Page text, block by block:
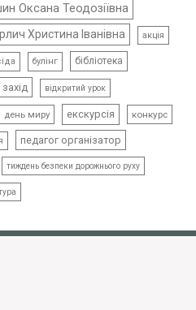
Оксана Теодозіївна
Христина Іванівна акція
булінг бібліотека
відкритий урок
день миру екскурсія конкурс
педагог організатор
тиждень безпеки дорожнього руху